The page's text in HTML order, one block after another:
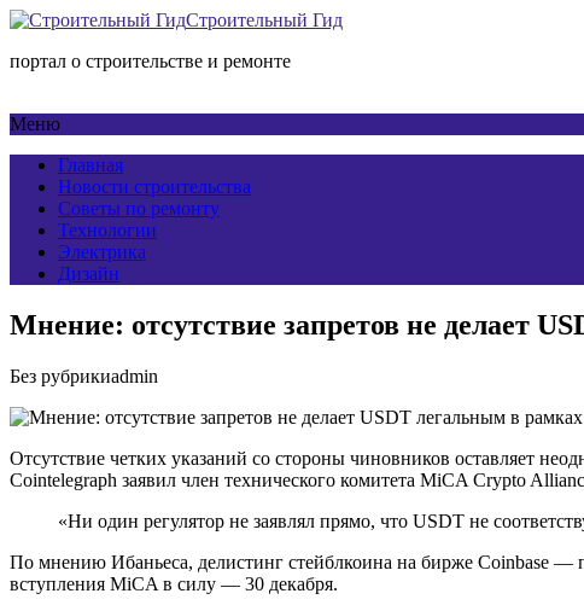
Строительный Гид
портал о строительстве и ремонте
Меню
Главная
Новости строительства
Советы по ремонту
Технологии
Электрика
Дизайн
Мнение: отсутствие запретов не делает
Без рубрикиadmin
Отсутствие четких указаний со стороны чиновников оставляет
Cointelegraph заявил член технического комитета MiCA Crypto
«Ни один регулятор не заявлял прямо, что USDT не
По мнению Ибаньеса, делистинг стейблкоина на бирже Coinbase —
вступления MiCA в силу — 30 декабря.